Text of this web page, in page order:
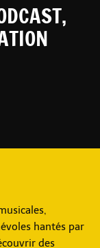
hantés par
des